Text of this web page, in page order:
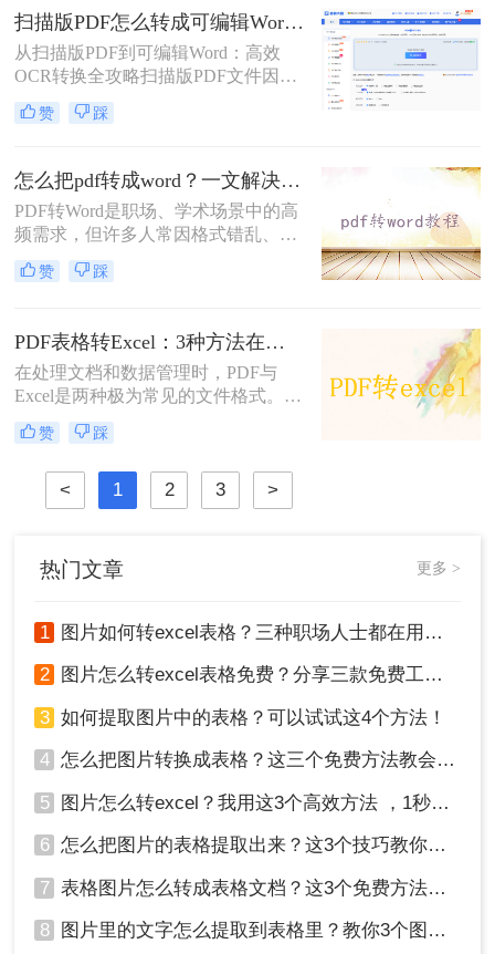
文字……但格式混乱、内容丢失、工
具收费等问题常让人头疼
扫描版PDF怎么转成可编辑Word（OCR 识别）？5种OCR识别方法实测（2026年安全指南）
从扫描版PDF到可编辑Word：高效
OCR转换全攻略扫描版PDF文件因本
质是图像格式，无法直接编辑文字内
容，给学习、办公带来诸多不便。通
换为可编辑的Word文档，已成为文档
处理中的常见需求。本文将系统介绍
几种高效可靠的转换方法，助您轻松
释放文档价值。一、理解扫描版PDF
与OCR转换扫描版PDF是通过扫描仪
或手机拍照将纸质文件数字化生成
赞 踩
怎么把pdf转成word？一文解决所有转换难题！
PDF转Word是职场、学术场景中的高
频需求，但许多人常因格式错乱、图
片丢失、扫描件无法编辑等问题而头
疼。那么怎么把pdf转成word呢？本文
处理等复杂需求，并附赠提升转换质
量的独家技巧。
赞 踩
PDF表格转Excel：3种方法在合并单元格和跨页表格上的处理差异！
在处理文档和数据管理时，PDF与
Excel是两种极为常见的文件格式。
PDF（可移植文档格式）的核心价值
在于确保文档在不同设备和软件间的
和可读性；而Excel作为电子表格软
件，则侧重于数据的处理、分析和计
将PDF表格转换为Excel表格，能够提
高数据利用效率，更好地管理和分析
本文将介绍三种将PDF表格转换为
赞 踩
< 1 2 3 >
热门文章 更多 >
1 图片如何转excel表格？三种职场人士都在用的方法，一学就会！
2 图片怎么转excel表格免费？分享三款免费工具！
3 如何提取图片中的表格？可以试试这4个方法！
4 怎么把图片转换成表格？这三个免费方法教会你！
5 图片怎么转excel？我用这3个高效方法 ，1秒提取图片表格！
6 怎么把图片的表格提取出来？这3个技巧教你轻松完成提取~！
7 表格图片怎么转成表格文档？这3个免费方法赶紧收藏！
8 图片里的文字怎么提取到表格里？教你3个图片转excel方法